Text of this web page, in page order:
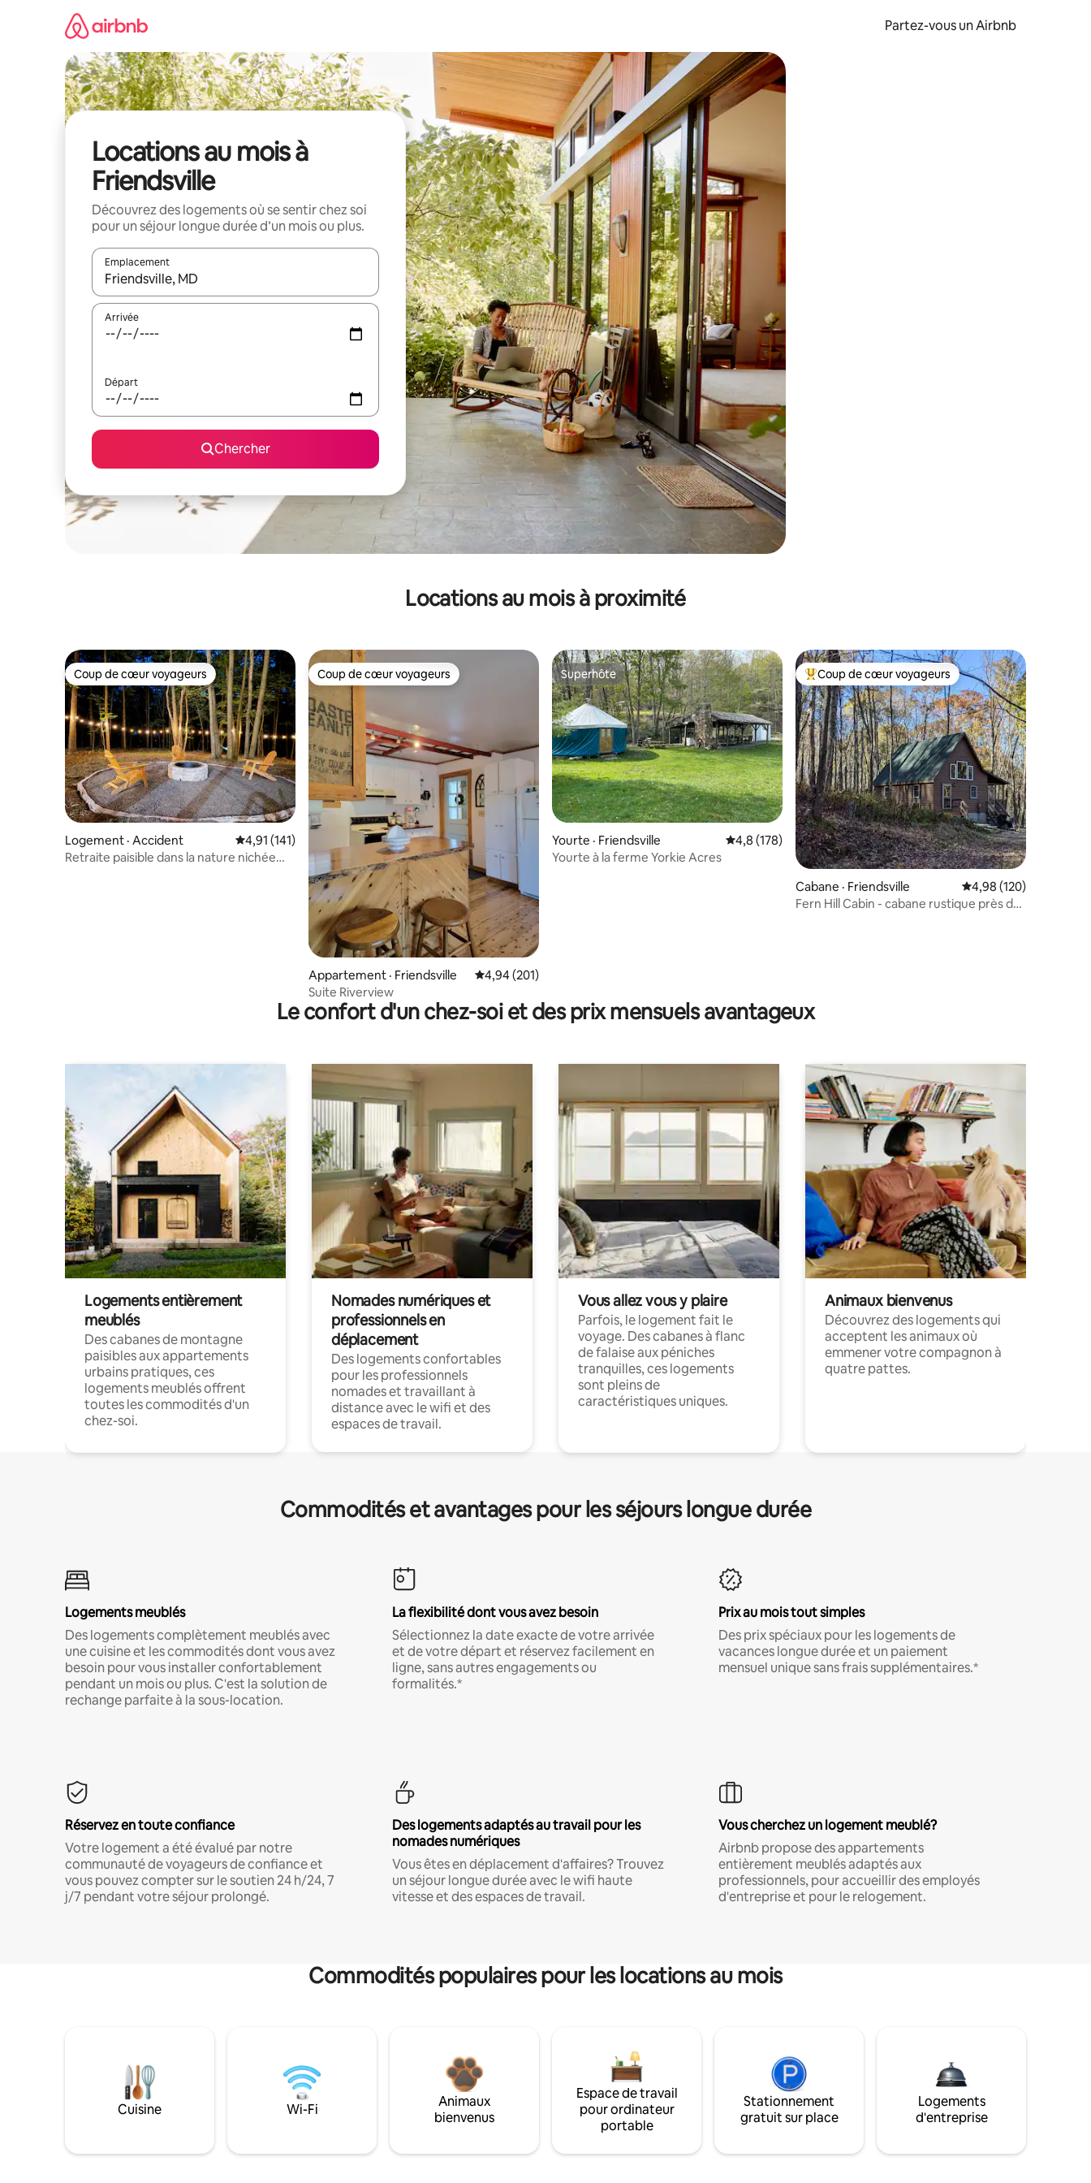
Partez-vous un Airbnb
Locations au mois à
Friendsville
Découvrez des logements où se sentir chez soi
pour un séjour longue durée d’un mois ou plus.
Emplacement
Quand les résultats sont affichés, parcourez-les en utilisant les flèches vers le haut et vers le bas, ou en appuyant dessus et en les faisant glisser.
Arrivée
Départ
Chercher
Locations au mois à proximité
Coup de cœur voyageurs
Coup de cœur voyageurs
Logement · Accident Note moyenne de 4,91 sur 5, 141 commentaires
4,91 (141)
Retraite paisible dans la nature nichée
Coup de cœur voyageurs
Coup de cœur voyageurs
Appartement · Friendsville Note moyenne de 4,94 sur 5, 201 commentaires
4,94 (201)
Suite Riverview
Superhôte
Superhôte
Yourte · Friendsville Note moyenne de 4,8 sur 5, 178 commentaires
4,8 (178)
Yourte à la ferme Yorkie Acres
Coup de cœur voyageurs parmi les plus aimés
Coup de cœur voyageurs
Cabane · Friendsville Note moyenne de
4,98 (120)
Fern Hill Cabin - cabane rustique près de
Le confort d'un chez-soi et des prix mensuels avantageux
Logements entièrement
meublés
Des cabanes de montagne
paisibles aux appartements
urbains pratiques, ces
logements meublés offrent
toutes les commodités d'un
chez-soi.
Nomades numériques et
professionnels en
déplacement
Des logements confortables
pour les professionnels
nomades et travaillant à
distance avec le wifi et des
espaces de travail.
Vous allez vous y plaire
Parfois, le logement fait le
voyage. Des cabanes à flanc
de falaise aux péniches
tranquilles, ces logements
sont pleins de
caractéristiques uniques.
Animaux bienvenus
Découvrez des logements qui
acceptent les animaux où
emmener votre compagnon à
quatre pattes.
Commodités et avantages pour les séjours longue durée
Logements meublés
Des logements complètement meublés avec
une cuisine et les commodités dont vous avez
besoin pour vous installer confortablement
pendant un mois ou plus. C'est la solution de
rechange parfaite à la sous-location.
La flexibilité dont vous avez besoin
Sélectionnez la date exacte de votre arrivée
et de votre départ et réservez facilement en
ligne, sans autres engagements ou
formalités.*
Prix au mois tout simples
Des prix spéciaux pour les logements de
vacances longue durée et un paiement
mensuel unique sans frais supplémentaires.*
Réservez en toute confiance
Votre logement a été évalué par notre
communauté de voyageurs de confiance et
vous pouvez compter sur le soutien 24 h/24, 7
j/7 pendant votre séjour prolongé.
Des logements adaptés au travail pour les
nomades numériques
Vous êtes en déplacement d'affaires? Trouvez
un séjour longue durée avec le wifi haute
vitesse et des espaces de travail.
Vous cherchez un logement meublé?
Airbnb propose des appartements
entièrement meublés adaptés aux
professionnels, pour accueillir des employés
d'entreprise et pour le relogement.
Commodités populaires pour les locations au mois
Cuisine Wi-Fi
Animaux
bienvenus
Espace de travail
pour ordinateur
portable
Stationnement
gratuit sur place
Logements
d'entreprise